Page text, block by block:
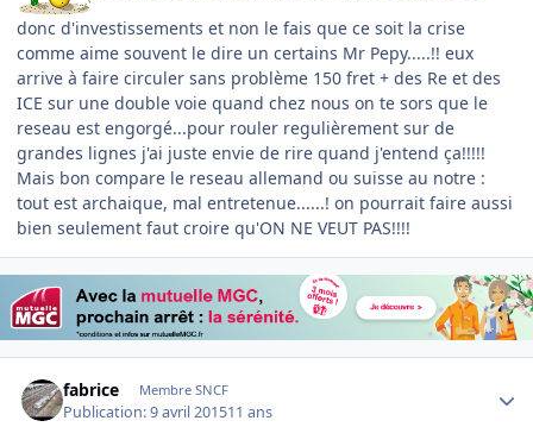
donc d'investissements et non le fais que ce soit la crise
comme aime souvent le dire un certains Mr Pepy.....!! eux
arrive à faire circuler sans problème 150 fret + des Re et des
ICE sur une double voie quand chez nous on te sors que le
reseau est engorgé...pour rouler regulièrement sur de
grandes lignes j'ai juste envie de rire quand j'entend ça!!!!!
Mais bon compare le reseau allemand ou suisse au notre :
tout est archaique, mal entretenue......! on pourrait faire aussi
bien seulement faut croire qu'ON NE VEUT PAS!!!!
fabrice Membre SNCF
Publication:9 avril 201511 ans